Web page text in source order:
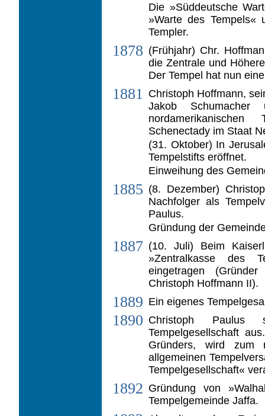
Die »Süddeutsche
»Warte des
Templer.
1878 (Frühjahr) Chr.
die Zentrale und
Der Tempel hat nun
1881 Christoph Hoffmann,
Jakob
Schenectady im Staat
(31. Oktober) In
Tempelstifts eröffnet.
Einweihung des
1885 (8. Dezember)
Nachfolger als
Paulus.
Gründung der
1887 (10. Juli) Beim
»Zentralkasse des
eingetragen
Christoph Hoffmann II).
1889 Ein eigenes
1890 Christoph
Tempelgesellschaft
Gründers, wird zum
allgemeinen
Tempel­gesellschaft«
1892 Gründung von
Tempelgemeinde Jaffa.